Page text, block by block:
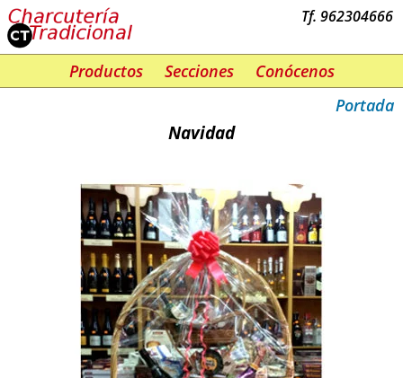
Tf. 962304666
Productos Secciones
Conócenos
Portada
Navidad